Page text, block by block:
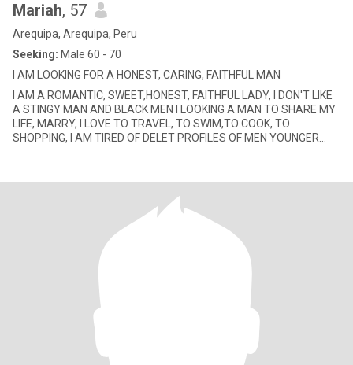
Mariah, 57
Arequipa, Arequipa, Peru
Seeking: Male 60 - 70
I AM LOOKING FOR A HONEST, CARING, FAITHFUL MAN
I AM A ROMANTIC, SWEET,HONEST, FAITHFUL LADY, I DON'T LIKE
A STINGY MAN AND BLACK MEN I LOOKING A MAN TO SHARE MY
LIFE, MARRY, I LOVE TO TRAVEL, TO SWIM,TO COOK, TO
SHOPPING, I AM TIRED OF DELET PROFILES OF MEN YOUNGER